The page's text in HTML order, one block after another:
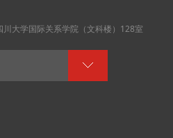
大学国际关系学院（文科楼）128室